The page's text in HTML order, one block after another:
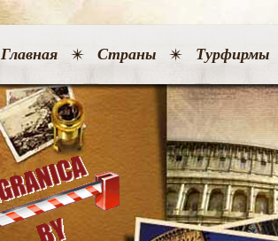
Главная Страны Турфирмы